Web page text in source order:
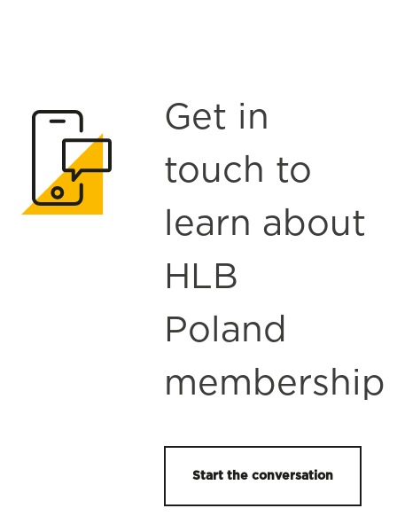
Get in
touch to
learn about
HLB
Poland
membership
Start the conversation